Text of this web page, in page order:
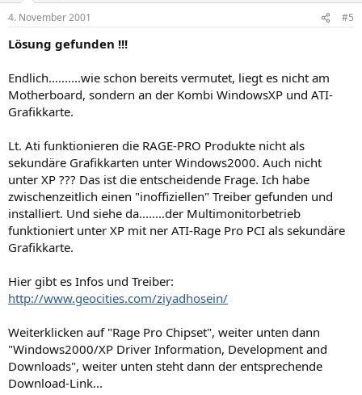
4. November 2001 #5
Lösung gefunden !!!
Endlich..........wie schon bereits vermutet, liegt es nicht am
Motherboard, sondern an der Kombi WindowsXP und ATI-
Grafikkarte.
Lt. Ati funktionieren die RAGE-PRO Produkte nicht als
sekundäre Grafikkarten unter Windows2000. Auch nicht
unter XP ??? Das ist die entscheidende Frage. Ich habe
zwischenzeitlich einen "inoffiziellen" Treiber gefunden und
installiert. Und siehe da........der Multimonitorbetrieb
funktioniert unter XP mit ner ATI-Rage Pro PCI als sekundäre
Grafikkarte.
Hier gibt es Infos und Treiber:
http://www.geocities.com/ziyadhosein/
Weiterklicken auf "Rage Pro Chipset", weiter unten dann
"Windows2000/XP Driver Information, Development and
Downloads", weiter unten steht dann der entsprechende
Download-Link...